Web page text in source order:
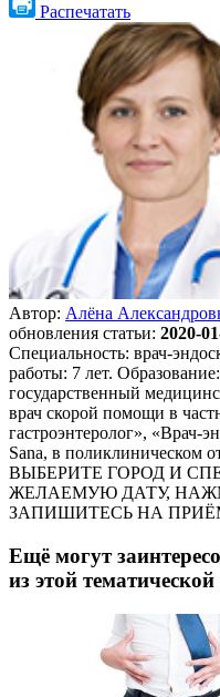
Распечатать
Автор: Алёна
обновления статьи: 2020-
Специальность: врач-
работы: 7 лет.
государственный
врач скорой помощи в
гастроэнтеролог», «Врач-
Sana, в поликлиническом
ВЫБЕРИТЕ ГОРОД И
ЖЕЛАЕМУЮ ДАТУ,
ЗАПИШИТЕСЬ НА
Ещё могут
из этой